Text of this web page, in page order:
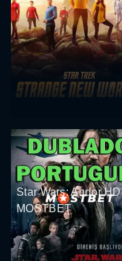
Star Wars: Andor HD
MOSTBET